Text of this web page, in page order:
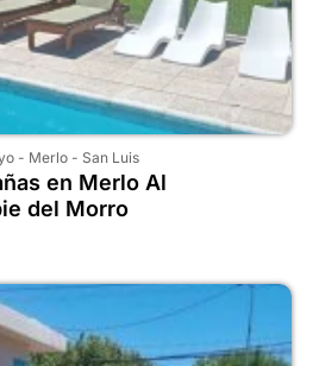
- Merlo- San Luis
en Merlo Al
del Morro